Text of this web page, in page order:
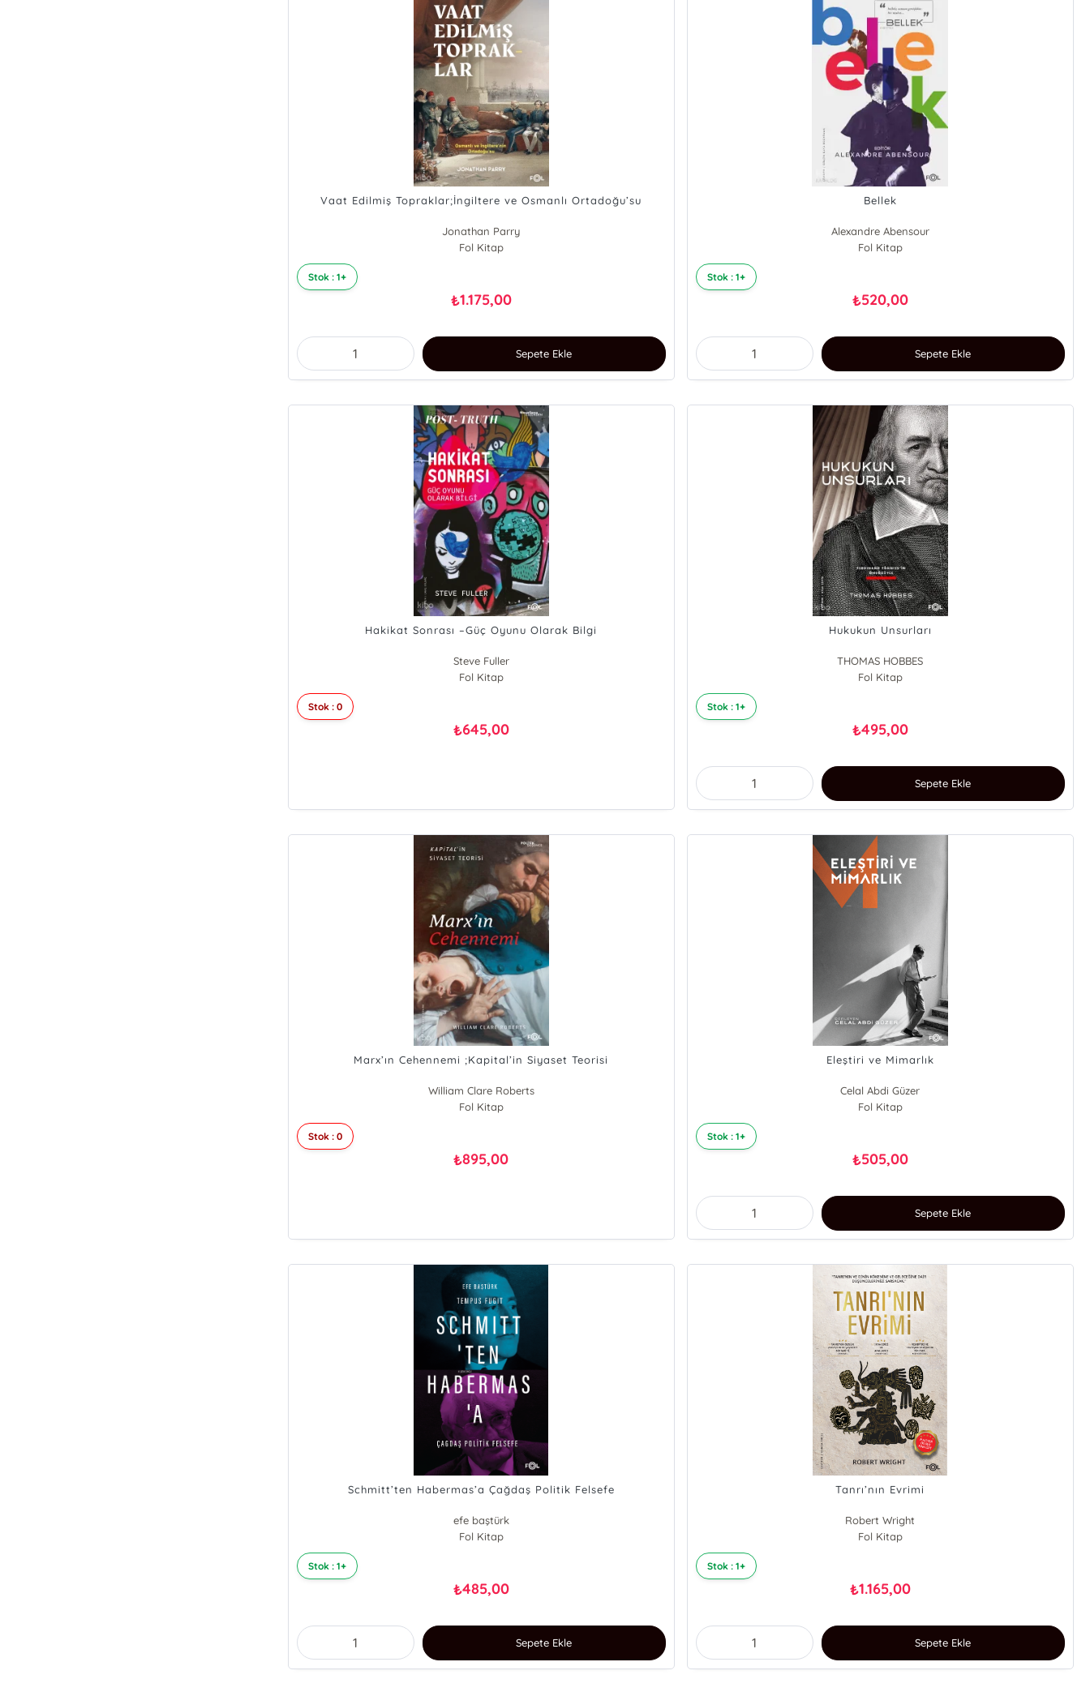
Vaat Edilmiş Topraklar;İngiltere ve Osmanlı Ortadoğu’su
Jonathan Parry
Fol Kitap
Stok : 1+
₺1.175,00
Sepete Ekle
Bellek
Alexandre Abensour
Fol Kitap
Stok : 1+
₺520,00
Sepete Ekle
Hakikat Sonrası –Güç Oyunu Olarak Bilgi
Steve Fuller
Fol Kitap
Stok : 0
₺645,00
Hukukun Unsurları
THOMAS HOBBES
Fol Kitap
Stok : 1+
₺495,00
Sepete Ekle
Marx’ın Cehennemi ;Kapital’in Siyaset Teorisi
William Clare Roberts
Fol Kitap
Stok : 0
₺895,00
Eleştiri ve Mimarlık
Celal Abdi Güzer
Fol Kitap
Stok : 1+
₺505,00
Sepete Ekle
Schmitt’ten Habermas’a Çağdaş Politik Felsefe
efe baştürk
Fol Kitap
Stok : 1+
₺485,00
Sepete Ekle
Tanrı’nın Evrimi
Robert Wright
Fol Kitap
Stok : 1+
₺1.165,00
Sepete Ekle